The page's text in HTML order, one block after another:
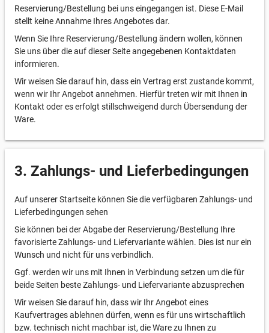
Reservierung/Bestellung bei uns eingegangen ist. Diese E-Mail
stellt keine Annahme Ihres Angebotes dar.
Wenn Sie Ihre Reservierung/Bestellung ändern wollen, können
Sie uns über die auf dieser Seite angegebenen Kontaktdaten
informieren.
Wir weisen Sie darauf hin, dass ein Vertrag erst zustande kommt,
wenn wir Ihr Angebot annehmen. Hierfür treten wir mit Ihnen in
Kontakt oder es erfolgt stillschweigend durch Übersendung der
Ware.
3. Zahlungs- und Lieferbedingungen
Auf unserer Startseite können Sie die verfügbaren Zahlungs- und
Lieferbedingungen sehen
Sie können bei der Abgabe der Reservierung/Bestellung Ihre
favorisierte Zahlungs- und Liefervariante wählen. Dies ist nur ein
Wunsch und nicht für uns verbindlich.
Ggf. werden wir uns mit Ihnen in Verbindung setzen um die für
beide Seiten beste Zahlungs- und Liefervariante abzusprechen
Wir weisen Sie darauf hin, dass wir Ihr Angebot eines
Kaufvertrages ablehnen dürfen, wenn es für uns wirtschaftlich
bzw. technisch nicht machbar ist, die Ware zu Ihnen zu